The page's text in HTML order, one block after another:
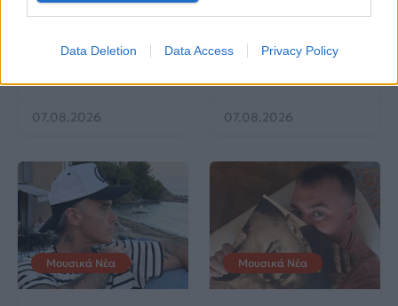
Data Deletion Data Access Privacy Policy
της Ανδρομάχης μετά
την ακύρωση της
07.08.2026
Minogue κυκλοφορούν
το πρώτο τους ντουέτο
07.08.2026
Μουσικά Νέα Μουσικά Νέα